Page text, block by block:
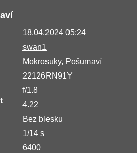
18.04.2024 05:24
swan1
Mokrosuky, Pošumaví
22126RN91Y
f/1.8
4.22
Bez blesku
1/14 s
6400